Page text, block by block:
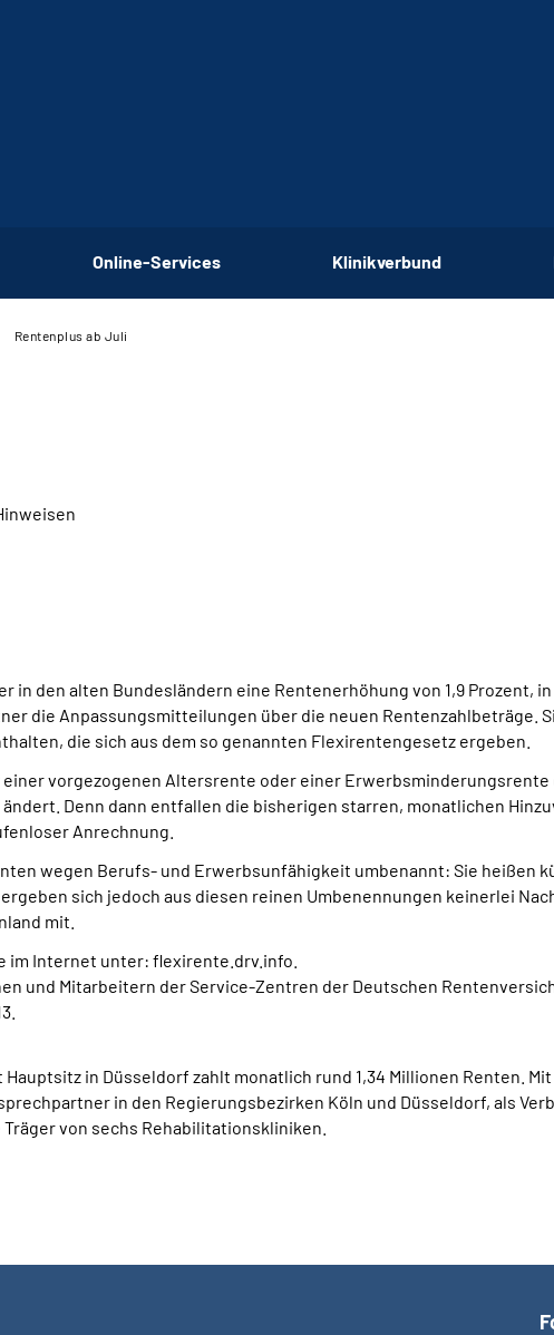
Online-Services Klinikverbund
Rentenplus ab Juli
in den alten Bundesländern eine Rentenerhöhung von 1,9 Prozent,
die Anpassungsmitteilungen über die neuen Rentenzahlbeträge.
die sich aus dem so genannten Flexirentengesetz ergeben.
vorgezogenen Altersrente oder einer
Denn dann entfallen die bisherigen starren, monatlichen
Anrechnung.
wegen Berufs- und Erwerbsunfähigkeit umbenannt: Sie
sich jedoch aus diesen reinen Umbenennungen keinerlei
mit.
Internet unter: flexirente.drv.info.
und Mitarbeitern der Service-Zentren der Deutschen
in Düsseldorf zahlt monatlich rund 1,34 Millionen Renten.
in den Regierungsbezirken Köln und Düsseldorf, als
von sechs Rehabilitationskliniken.